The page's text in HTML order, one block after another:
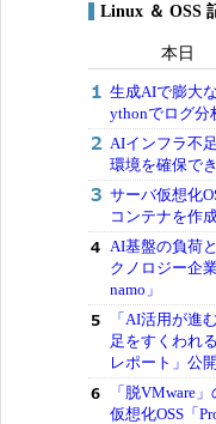
Linux ＆ OSS
本日
生成AIで膨大
ythonでログ分
AIインフラ不
環境を確保で
サーバ仮想化
コンテナを作
AI基盤の負荷
クノロジー企
namo」
「AI活用が進
足をすくわれ
レポート」公開
「脱VMware
仮想化OSS「